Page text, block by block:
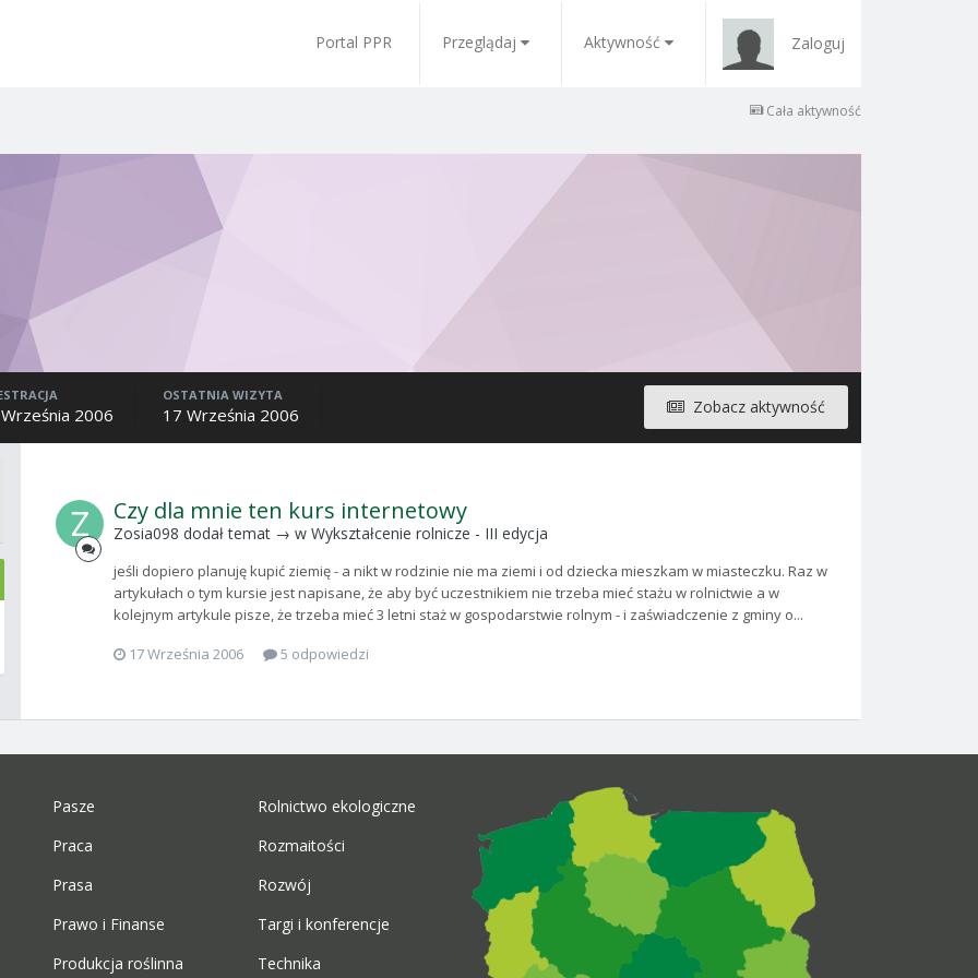
Portal PPR Przeglądaj Aktywność Zaloguj
Cała aktywność
Zobacz aktywność
2006
OSTATNIA WIZYTA
17 Września 2006
Czy dla mnie ten kurs internetowy
Zosia098 dodał temat → w Wykształcenie rolnicze - III edycja
jeśli dopiero planuję kupić ziemię - a nikt w rodzinie nie ma ziemi i od dziecka mieszkam w miasteczku. Raz w
artykułach o tym kursie jest napisane, że aby być uczestnikiem nie trzeba mieć stażu w rolnictwie a w
kolejnym artykule pisze, że trzeba mieć 3 letni staż w gospodarstwie rolnym - i zaświadczenie z gminy o...
17 Września 2006
5 odpowiedzi
Pasze
Praca
Prasa
Prawo i Finanse
Produkcja roślinna
Rolnictwo ekologiczne
Rozmaitości
Rozwój
Targi i konferencje
Technika